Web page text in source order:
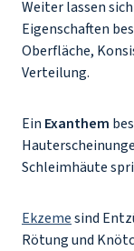
Weiter lassen
Eigenschaften
Oberfläche,
Verteilung.
Ein Exanthem
Schleimhäute
Ekzemesind
Rötung und